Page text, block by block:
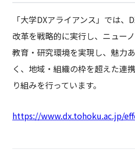
「大学DXアライアンス」では
改革を戦略的に実行し、ニュー
教育・研究環境を実現し、魅力
く、地域・組織の枠を超えた連
り組みを行っています。
https://www.dx.tohoku.ac.jp/